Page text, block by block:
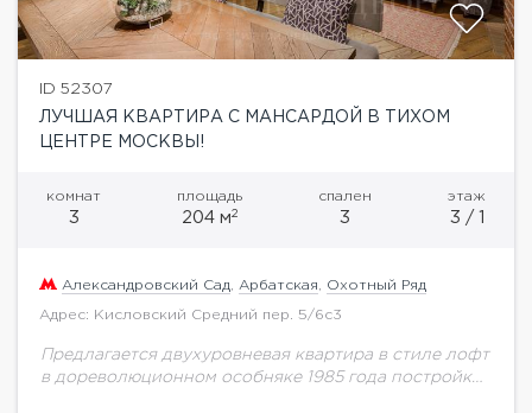
ID 52307
ЛУЧШАЯ КВАРТИРА С МАНСАРДОЙ В ТИХОМ
ЦЕНТРЕ МОСКВЫ!
комнат
3
площадь
204 м2
спален
3
этаж
3 / 1
Александровский Сад Арбатская Охотный Ряд
Адрес: Кисловский Средний пер. 5/6с3
Предлагается двухуровневая квартира в стиле лофт
в дореволюционном особняке 1985 года постройки.